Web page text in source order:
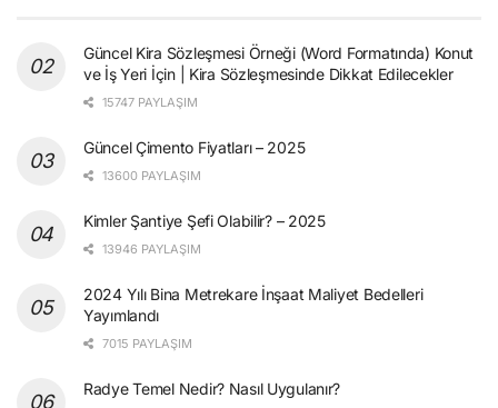
Güncel Kira Sözleşmesi Örneği (Word Formatında) Konut
ve İş Yeri İçin | Kira Sözleşmesinde Dikkat Edilecekler
15747 PAYLAŞIM
Güncel Çimento Fiyatları – 2025
13600 PAYLAŞIM
Kimler Şantiye Şefi Olabilir? – 2025
13946 PAYLAŞIM
2024 Yılı Bina Metrekare İnşaat Maliyet Bedelleri
Yayımlandı
7015 PAYLAŞIM
Radye Temel Nedir? Nasıl Uygulanır?